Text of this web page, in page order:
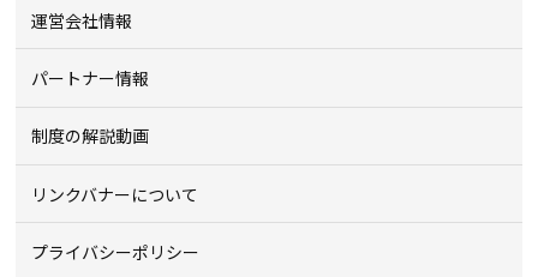
運営会社情報
パートナー情報
制度の解説動画
リンクバナーについて
プライバシーポリシー